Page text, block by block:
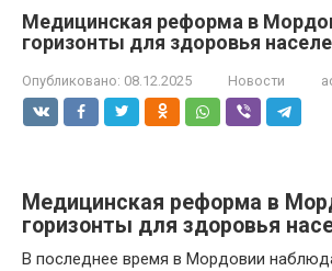
Медицинская реформа в
горизонты для здоровья
Опубликовано: 08.12.2025 Новости
Медицинская реформа в
горизонты для здоровья
В последнее время в Мордовии